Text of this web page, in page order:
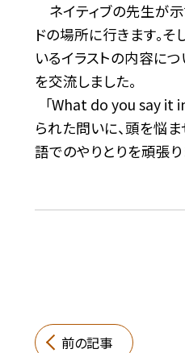
ネイティブの先生が示
ドの場所に行きます。そ
いるイラストの内容に
を交流しました。
「What do you say it
られた問いに、頭を悩
語でのやりとりを頑張り
前の記事